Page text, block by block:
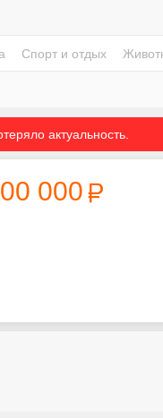
Спорт и отдых
актуальность.
000